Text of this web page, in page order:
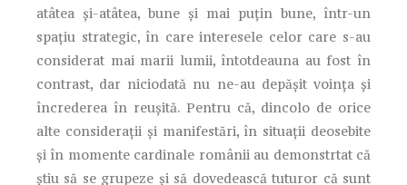
atâtea și-atâtea, bune și mai puțin bune, într-un
spațiu strategic, în care interesele celor care s-au
considerat mai marii lumii, întotdeauna au fost în
contrast, dar niciodată nu ne-au depășit voința și
încrederea în reușită. Pentru că, dincolo de orice
alte considerații și manifestări, în situații deosebite
și în momente cardinale românii au demonstrtat că
știu să se grupeze și să dovedească tuturor că sunt